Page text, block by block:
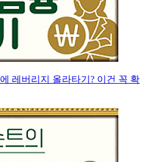
레버리지 올라타기? 이건 꼭 확